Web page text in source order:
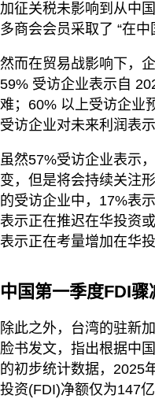
加征关税未影响到从中
多商会会员采取了 “在中
然而在贸易战影响下，
59% 受访企业表示自
难；60% 以上受访企业
受访企业对未来利润表示
虽然57%受访企业表示
变，但是将会持续关注
的受访企业中，17%表
表示正在推迟在华投资
表示正在考量增加在华投
中国第一季度FDI骤
除此之外，台湾的驻新
脸书发文，指出根据中
的初步统计数据，2025
投资(FDI)净额仅为147